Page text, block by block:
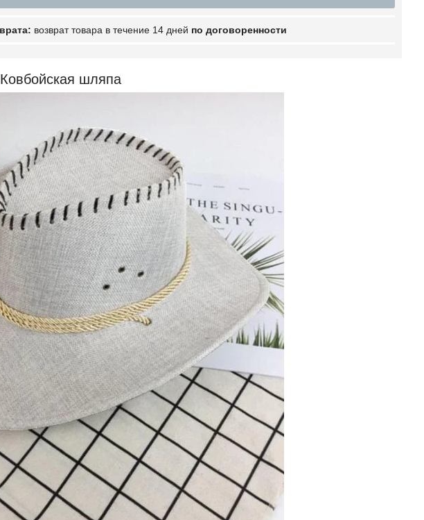
возврат товара в течение 14 дней по договоренности
Ковбойская шляпа